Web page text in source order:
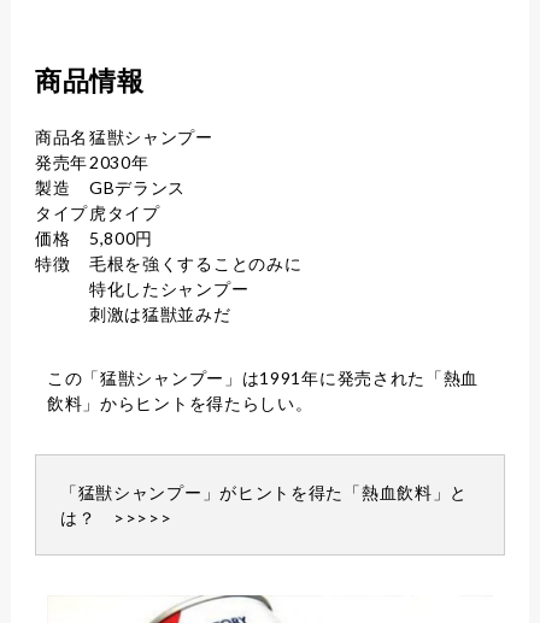
商品情報
商品名 猛獣シャンプー
発売年2030年
製造
GBデランス
タイプ虎タイプ
価格
5,800円
特徴
毛根を強くすることのみに
特化したシャンプー
刺激は猛獣並みだ
この「猛獣シャンプー」は1991年に発売された「熱血
飲料」からヒントを得たらしい。
「猛獣シャンプー」がヒントを得た 「熱血飲料」と
は？ >>>>>